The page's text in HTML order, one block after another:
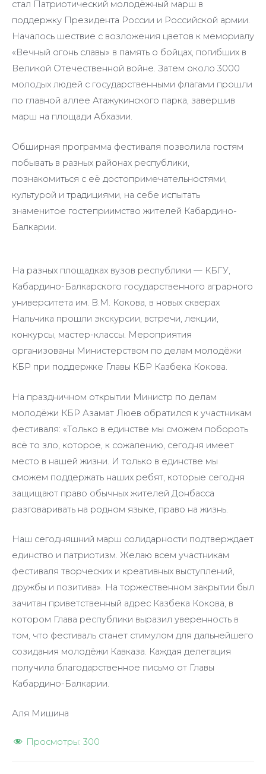
стал Патриотический молодёжный марш в
поддержку Президента России и Российской армии.
Началось шествие с возложения цветов к мемориалу
«Вечный огонь славы» в память о бойцах, погибших в
Великой Отечественной войне. Затем около 3000
молодых людей с государственными флагами прошли
по главной аллее Атажукинского парка, завершив
марш на площади Абхазии.
Обширная программа фестиваля позволила гостям
побывать в разных районах республики,
познакомиться с её достопримечательностями,
культурой и традициями, на себе испытать
знаменитое гостеприимство жителей Кабардино-
Балкарии.
На разных площадках вузов республики — КБГУ,
Кабардино-Балкарского государственного аграрного
университета им. В.М. Кокова, в новых скверах
Нальчика прошли экскурсии, встречи, лекции,
конкурсы, мастер-классы. Мероприятия
организованы Министерством по делам молодёжи
КБР при поддержке Главы КБР Казбека Кокова.
На праздничном открытии Министр по делам
молодёжи КБР Азамат Люев обратился к участникам
фестиваля: «Только в единстве мы сможем побороть
всё то зло, которое, к сожалению, сегодня имеет
место в нашей жизни. И только в единстве мы
сможем поддержать наших ребят, которые сегодня
защищают право обычных жителей Донбасса
разговаривать на родном языке, право на жизнь.
Наш сегодняшний марш солидарности подтверждает
единство и патриотизм. Желаю всем участникам
фестиваля творческих и креативных выступлений,
дружбы и позитива». На торжественном закрытии был
зачитан приветственный адрес Казбека Кокова, в
котором Глава республики выразил уверенность в
том, что фестиваль станет стимулом для дальнейшего
созидания молодёжи Кавказа. Каждая делегация
получила благодарственное письмо от Главы
Кабардино-Балкарии.
Аля Мишина
Просмотры: 300